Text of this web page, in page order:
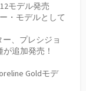
モデル発売
・モデルとして
、プレシジョ
追加発売！
Goldモデ